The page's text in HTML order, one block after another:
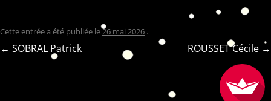
Cette entrée a été publiée le26 mai 2026 .
NAVIGATION
← SOBRAL Patrick ROUSSET Cécile →